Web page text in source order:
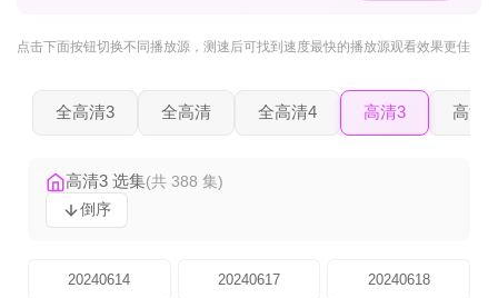
点击下面按钮切换不同播放源 ，测速后可找到速度最快的播放源观看效果更佳
全高清3 全高清 全高清4 高清3 高清2
高清3 选集(共 388 集)
倒序
20240614 20240617 20240618